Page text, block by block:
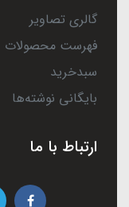
گالری تصاویر
فهرست محصولات
سبدخرید
بایگانی نوشته‌ها
ارتباط با ما